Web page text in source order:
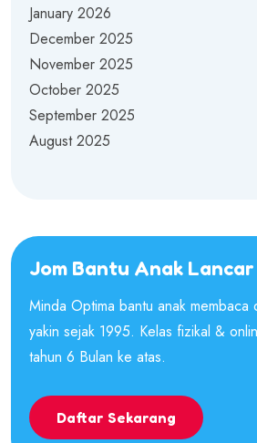
January 2026
December 2025
November 2025
October 2025
September 2025
August 2025
Jom Bantu Anak Lancar
Minda Optima bantu anak
yakin sejak 1995. Kelas fizikal &
tahun 6 Bulan ke atas.
Daftar Sekarang